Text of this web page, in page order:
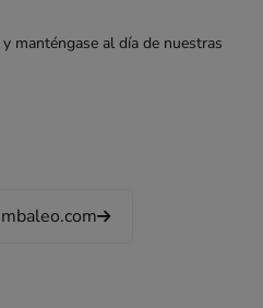
manténgase al día de nuestras